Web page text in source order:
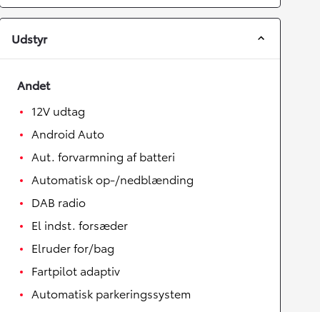
Udstyr
Andet
12V udtag
Android Auto
Aut. forvarmning af batteri
Automatisk op-/nedblænding
DAB radio
El indst. forsæder
Elruder for/bag
Fartpilot adaptiv
Automatisk parkeringssystem